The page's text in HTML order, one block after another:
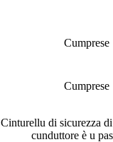
Cumprese
Cumprese
Cinturellu di sicurezza
cunduttore è u